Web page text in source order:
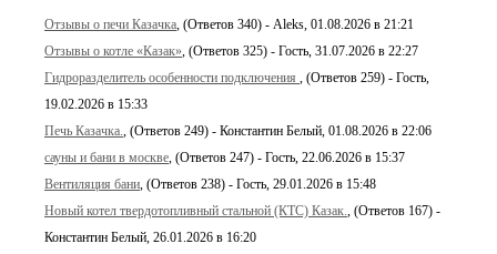
Отзывы о печи Казачка , (Ответов 340) - Aleks, 01.08.2026 в 21:21
Отзывы о котле «Казак» , (Ответов 325) - Гость, 31.07.2026 в 22:27
Гидроразделитель особенности подключения
, (Ответов 259) - Гость,
19.02.2026 в 15:33
Печь Казачка.
, (Ответов 249) - Константин Белый, 01.08.2026 в 22:06
сауны и бани в москве , (Ответов 247) - Гость, 22.06.2026 в 15:37
Вентиляция бани , (Ответов 238) - Гость, 29.01.2026 в 15:48
Новый котел твердотопливный стальной (КТС) Казак.
, (Ответов 167) -
Константин Белый, 26.01.2026 в 16:20